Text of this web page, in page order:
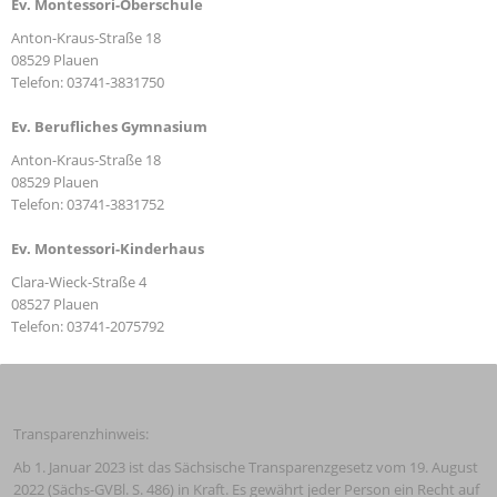
Ev. Montessori-Oberschule
Anton-Kraus-Straße 18
08529 Plauen
Telefon: 03741-3831750
Ev. Berufliches Gymnasium
Anton-Kraus-Straße 18
08529 Plauen
Telefon: 03741-3831752
Ev. Montessori-Kinderhaus
Clara-Wieck-Straße 4
08527 Plauen
Telefon: 03741-2075792
Transparenzhinweis:
Ab 1. Januar 2023 ist das Sächsische Transparenzgesetz vom 19. August
2022 (Sächs-GVBl. S. 486) in Kraft. Es gewährt jeder Person ein Recht auf